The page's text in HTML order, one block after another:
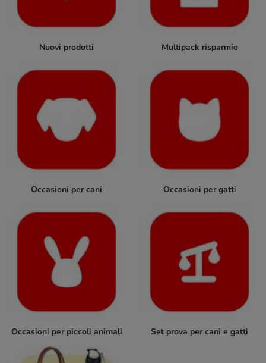
Nuovi prodotti Multipack risparmio
Occasioni per cani Occasioni per gatti
Occasioni per piccoli animali Set prova per cani e gatti